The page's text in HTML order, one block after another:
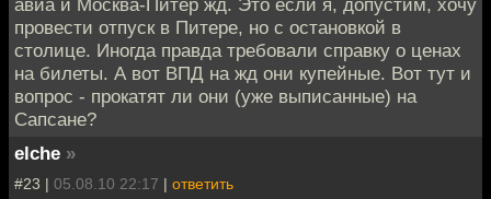
авиа и Москва-Питер жд. Это если я, допустим, хочу
провести отпуск в Питере, но с остановкой в
столице. Иногда правда требовали справку о ценах
на билеты. А вот ВПД на жд они купейные. Вот тут и
вопрос - прокатят ли они (уже выписанные) на
Сапсане?
elche »
#23 | 05.08.10 22:17 | ответить